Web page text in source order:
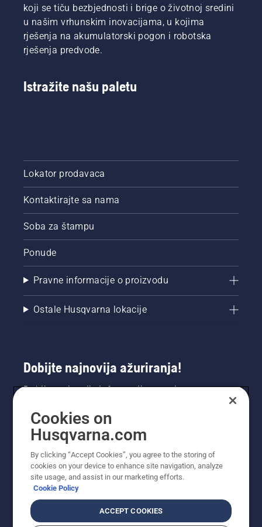
koji se tiču bezbjednosti i brige o životnoj sredini
u našim vrhunskim inovacijama, u kojima
rješenja na akumulatorski pogon i robotska
rješenja predvode.
Istražite našu paletu
Lokator prodavaca
Kontaktirajte sa nama
Soba za štampu
Ponude
Pravne informacije o proizvodu
Ostale Husqvarna lokacije
Dobijte najnovija ažuriranja!
Dobijte najnovije informacije o novim
proizvodima, specijalnim ponudama i još mnogo
toga. Prijavite se na naš bilten ovdje.
Cookies on
Husqvarna.com
By clicking “Accept Cookies”, you agree to the storing of
cookies on your device to enhance site navigation, analyze
site usage, and assist in our marketing efforts.
Cookie Policy
ACCEPT COOKIES